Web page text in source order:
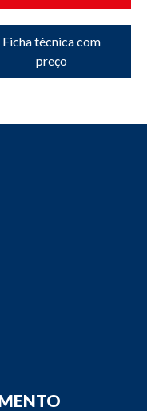
Ficha técnica com
preço